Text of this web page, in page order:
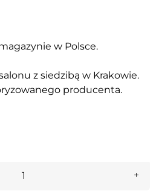
w Polsce.
z siedzibą w Krakowie.
producenta.